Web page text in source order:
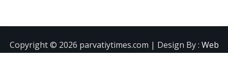
Copyright ©️ 2026 parvatiytimes.com | Design By : Web